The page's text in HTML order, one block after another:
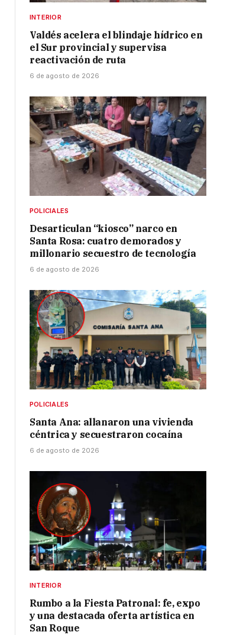
INTERIOR
Valdés acelera el blindaje hídrico en
el Sur provincial y supervisa
reactivación de ruta
6 de agosto de 2026
POLICIALES
Desarticulan “kiosco” narco en
Santa Rosa: cuatro demorados y
millonario secuestro de tecnología
6 de agosto de 2026
POLICIALES
Santa Ana: allanaron una vivienda
céntrica y secuestraron cocaína
6 de agosto de 2026
INTERIOR
Rumbo a la Fiesta Patronal: fe, expo
y una destacada oferta artística en
San Roque